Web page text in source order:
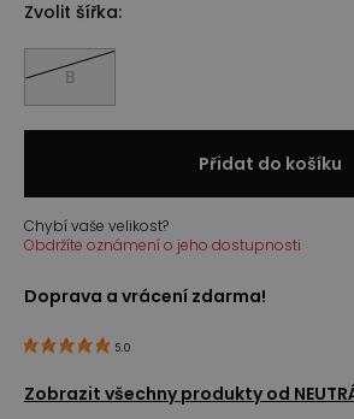
Zvolit šířka:
B
Přidat do košíku
Chybí vaše velikost?
Obdržíte oznámení o jeho dostupnosti
Doprava a vrácení zdarma!
5.0
Zobrazit všechny produkty od